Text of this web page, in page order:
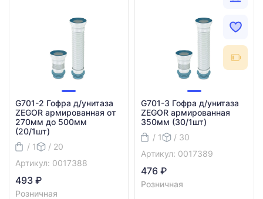
G701-2 Гофра д/унитаза
ZEGOR армированная от
270мм до 500мм
(20/1шт)
/ 1
/ 20
Артикул: 0017388
493 ₽
Розничная
G701-3 Гофра д/унитаза
ZEGOR армированная
350мм (30/1шт)
/ 1
/ 30
Артикул: 0017389
476 ₽
Розничная